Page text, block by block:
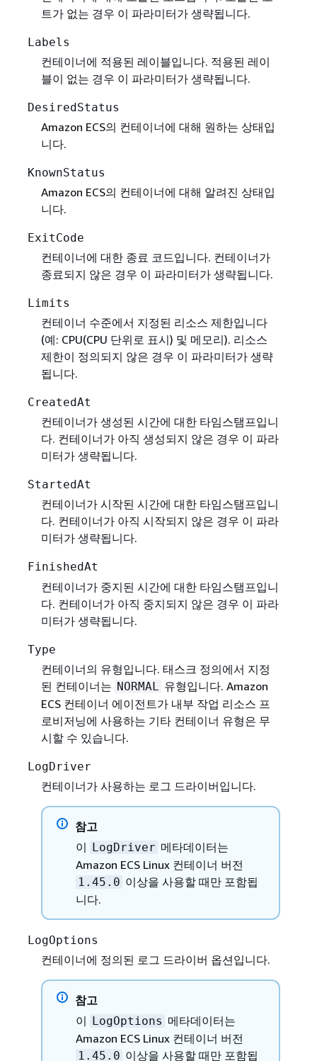
트가 없는 경우 이 파라미터가 생략됩니다.
Labels
컨테이너에 적용된 레이블입니다. 적용된 레이
블이 없는 경우 이 파라미터가 생략됩니다.
DesiredStatus
Amazon ECS의 컨테이너에 대해 원하는 상태입
니다.
KnownStatus
Amazon ECS의 컨테이너에 대해 알려진 상태입
니다.
ExitCode
컨테이너에 대한 종료 코드입니다. 컨테이너가
종료되지 않은 경우 이 파라미터가 생략됩니다.
Limits
컨테이너 수준에서 지정된 리소스 제한입니다
(예: CPU(CPU 단위로 표시) 및 메모리). 리소스
제한이 정의되지 않은 경우 이 파라미터가 생략
됩니다.
CreatedAt
컨테이너가 생성된 시간에 대한 타임스탬프입니
다. 컨테이너가 아직 생성되지 않은 경우 이 파라
미터가 생략됩니다.
StartedAt
컨테이너가 시작된 시간에 대한 타임스탬프입니
다. 컨테이너가 아직 시작되지 않은 경우 이 파라
미터가 생략됩니다.
FinishedAt
컨테이너가 중지된 시간에 대한 타임스탬프입니
다. 컨테이너가 아직 중지되지 않은 경우 이 파라
미터가 생략됩니다.
Type
컨테이너의 유형입니다. 태스크 정의에서 지정
된 컨테이너는 NORMAL
유형입니다. Amazon
ECS 컨테이너 에이전트가 내부 작업 리소스 프
로비저닝에 사용하는 기타 컨테이너 유형은 무
시할 수 있습니다.
LogDriver
컨테이너가 사용하는 로그 드라이버입니다.
참고
이 LogDriver 메타데이터는
Amazon ECS Linux 컨테이너 버전
1.45.0 이상을 사용할 때만 포함됩
니다.
LogOptions
컨테이너에 정의된 로그 드라이버 옵션입니다.
참고
이 LogOptions 메타데이터는
Amazon ECS Linux 컨테이너 버전
1.45.0 이상을 사용할 때만 포함됩